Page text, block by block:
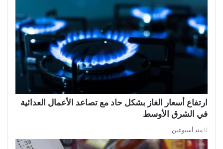
ارتفاع أسعار الغاز بشكل حاد مع تصاعد الأعمال العدائية
في الشرق الأوسط
منذ أسبوعين